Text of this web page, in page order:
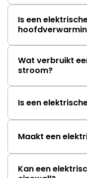
Is een
Wat verbruikt
stroom?
Is een
Maakt een
Kan een